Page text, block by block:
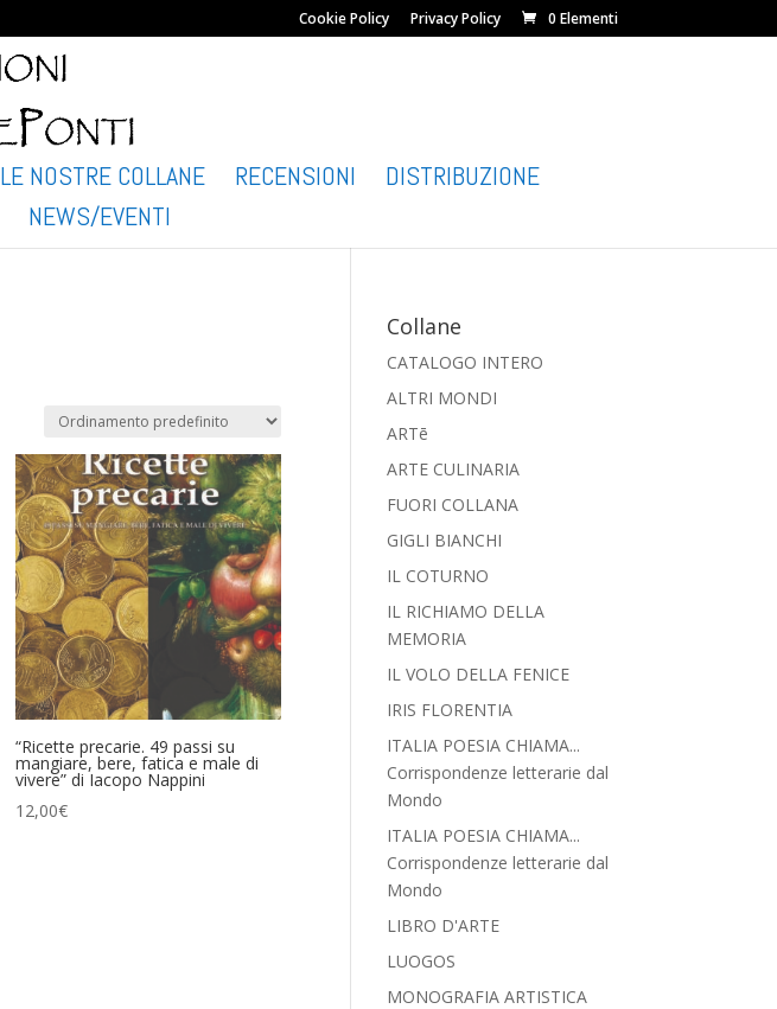
Cookie Policy Privacy Policy 0 Elementi
LE NOSTRE COLLANE RECENSIONI
DISTRIBUZIONE
NEWS/EVENTI
“Ricette precarie. 49 passi su
mangiare, bere, fatica e male di
vivere” di Iacopo Nappini
12,00€
Collane
CATALOGO INTERO
ALTRI MONDI
ARTē
ARTE CULINARIA
FUORI COLLANA
GIGLI BIANCHI
IL COTURNO
IL RICHIAMO DELLA
MEMORIA
IL VOLO DELLA FENICE
IRIS FLORENTIA
ITALIA POESIA CHIAMA...
Corrispondenze letterarie dal
Mondo
ITALIA POESIA CHIAMA...
Corrispondenze letterarie dal
Mondo
LIBRO D'ARTE
LUOGOS
MONOGRAFIA ARTISTICA